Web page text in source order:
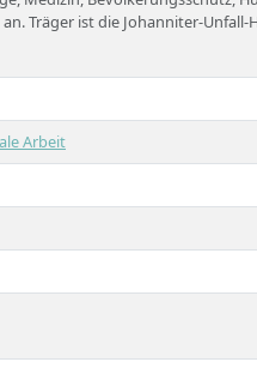
Träger ist die Johanniter-Unfall-
Verantwortung sind zentrale
Arbeit